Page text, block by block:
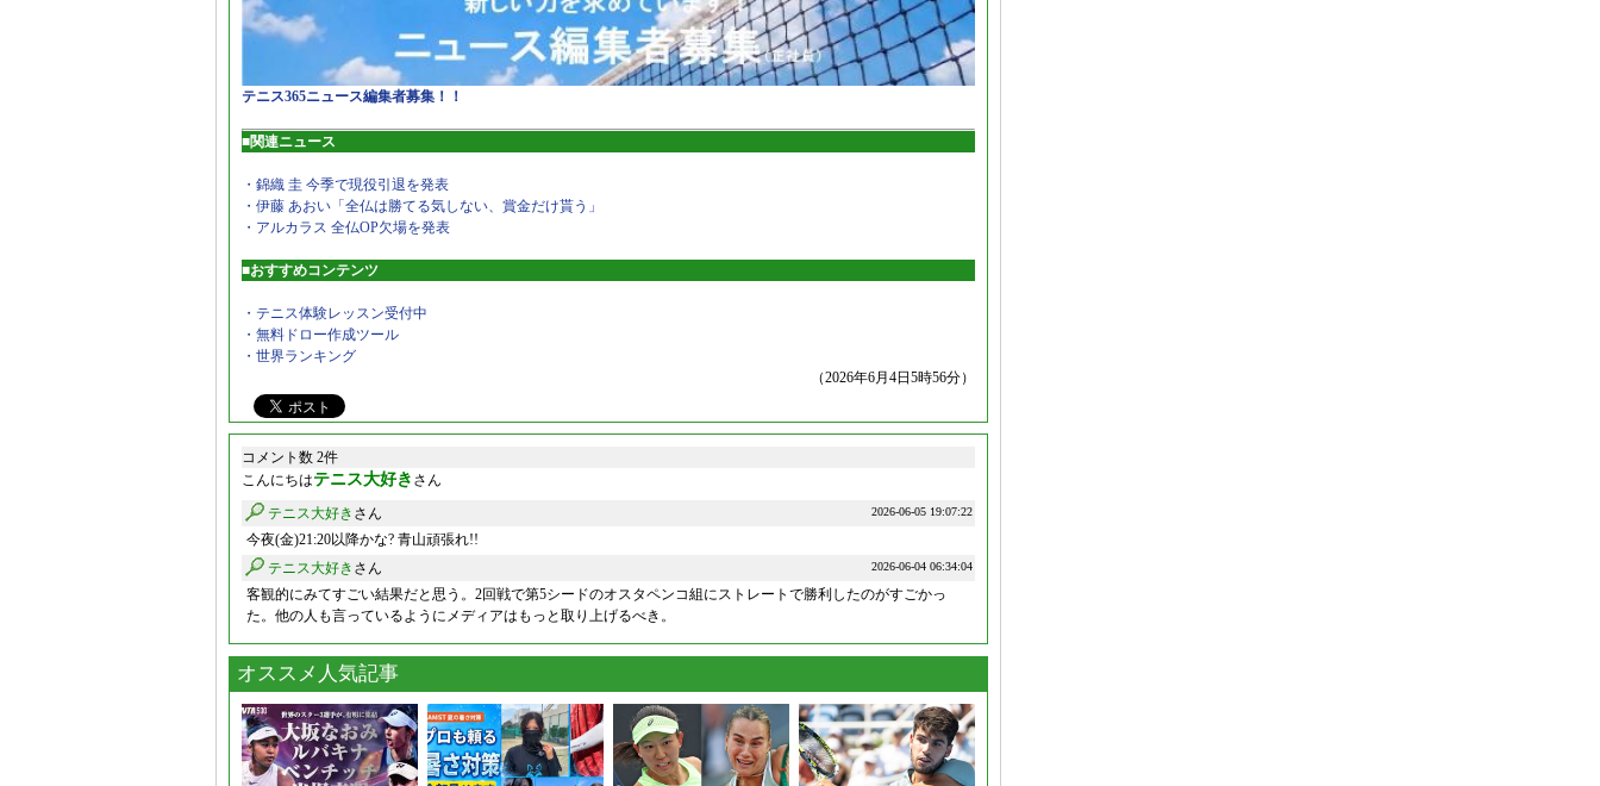
テニス365ニュース編集者募集！！
■関連ニュース
・錦織 圭 今季で現役引退を発表
・伊藤 あおい「全仏は勝てる気しない、賞金だけ貰う」
・アルカラス 全仏OP欠場を発表
■おすすめコンテンツ
・テニス体験レッスン受付中
・無料ドロー作成ツール
・世界ランキング
（2026年6月4日5時56分）
コメント数 2件
こんにちはテニス大好き さん
2026-06-05 19:07:22
テニス大好き さん
今夜(金)21:20以降かな? 青山頑張れ!!
2026-06-04 06:34:04
テニス大好き さん
客観的にみてすごい結果だと思う。2回戦で第5シードのオスタペンコ組にストレートで勝利したのがすごかっ
た。他の人も言っているようにメディアはもっと取り上げるべき。
オススメ人気記事